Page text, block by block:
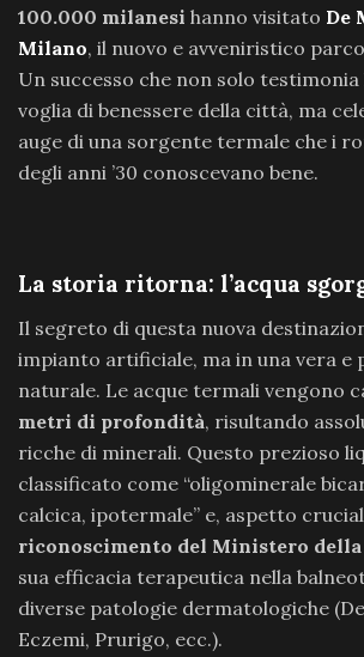
100.000 milanesi hanno visitato De
Milano, il nuovo e avveniristico
Un successo che non solo
voglia di benessere della città, ma
auge di una sorgente termale che i
degli anni ’30 conoscevano bene.
La storia ritorna: l’acqua
Il segreto di questa nuova
impianto artificiale, ma in una vera
naturale. Le acque termali vengono
metri di profondità, risultando
ricche di minerali. Questo prezioso
classificato come “oligominerale
calcica, ipotermale” e, aspetto
riconoscimento del Ministero della
sua efficacia terapeutica nella
diverse patologie dermatologiche
Eczemi, Prurigo, ecc.).